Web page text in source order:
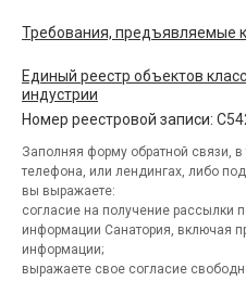
Требования, предъявляемые
Единый реестр объектов
индустрии
Номер реестровой записи:
Заполняя форму обратной связи,
телефона, или лендингах, либо
вы выражаете:
согласие на получение рассылки
информации Санатория, включая
информации;
выражаете свое согласие